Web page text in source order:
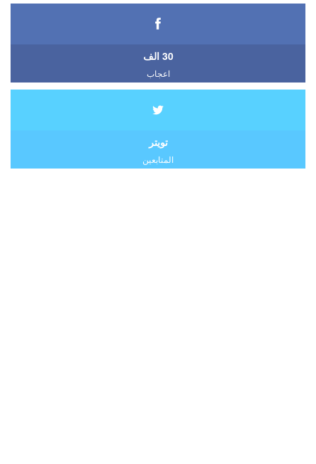
30 الف
اعجاب
تويتر
المتابعين